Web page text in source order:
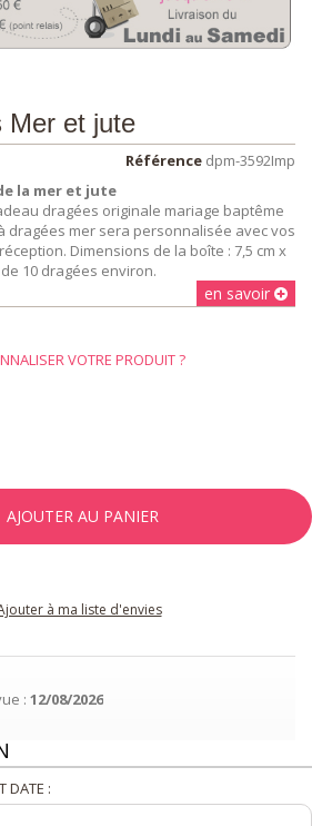
Mer et jute
Référence dpm-3592Imp
la mer et jute
dragées originale mariage baptême
dragées mer sera personnalisée avec vos
Dimensions de la boîte : 7,5 cm x
10 dragées environ.
en savoir
AJOUTER AU PANIER
à ma liste d'envies
: 12/08/2026
DATE :